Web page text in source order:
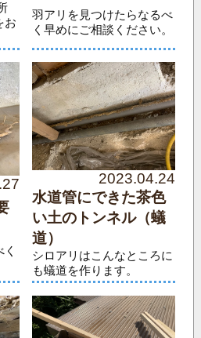
お
羽アリを見つけたらなるべ
く早めにご相談ください。
2023.04.24
水道管にできた茶色
い土のトンネル（蟻
道）
シロアリはこんなところに
も蟻道を作ります。